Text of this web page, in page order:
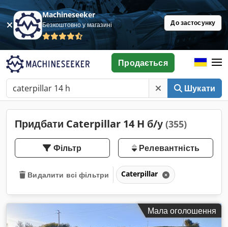
Machineseeker
Безкоштовно у магазині До застосунку
Шукати
Продається
Придбати Caterpillar 14 H б/у (355)
Фільтр Релевантність
Видалити всі фільтри Caterpillar
Мала оголошення